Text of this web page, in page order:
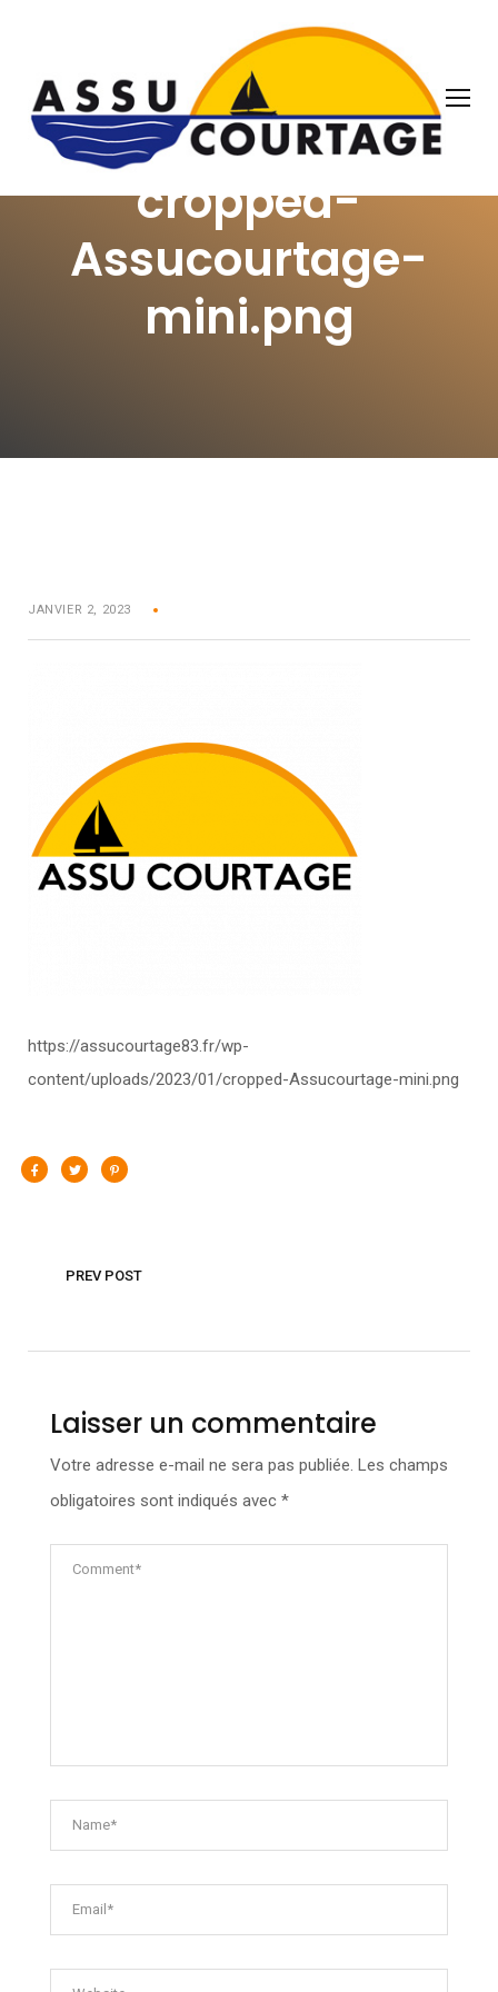
OUR THOUGHTS
cropped-
Assucourtage-
mini.png
JANVIER 2, 2023
https://assucourtage83.fr/wp-
content/uploads/2023/01/cropped-Assucourtage-mini.png
PREV POST
Laisser un commentaire
Votre adresse e-mail ne sera pas publiée. Les champs
obligatoires sont indiqués avec *